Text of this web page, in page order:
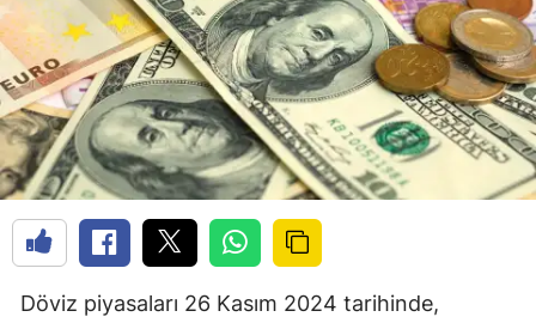
Döviz piyasaları 26 Kasım 2024 tarihinde,